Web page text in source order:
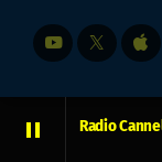
pause Radio